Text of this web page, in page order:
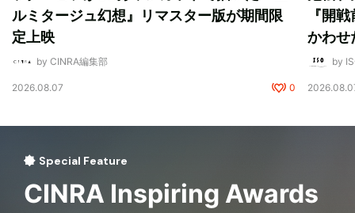
ルミタージュ幻想』リマスター版が期間限
定上映
by CINRA編集部
2026.08.07 0
『開
かわせ
by
Special Feature
CINRA Inspiring Awards